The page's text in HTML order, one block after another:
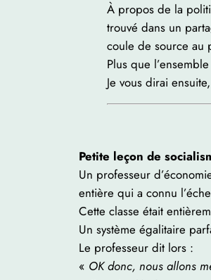
À propos de la
trouvé dans un
coule de source au
Plus que
Je vous dirai
Petite leçon de
Un professeur
entière qui a connu
Cette classe était
Un système égalitaire
Le professeur dit lors :
« OK donc, nous allons